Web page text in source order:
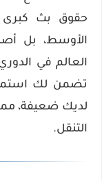
حقوق بث كبرى
الأوسط، بل
العالم في
تضمن لك
لديك ضعيفة، مما
التنقل.